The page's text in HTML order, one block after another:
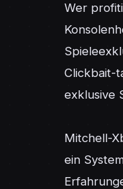
Wer
Clickbait-
exklusive
Mitchell-
ein